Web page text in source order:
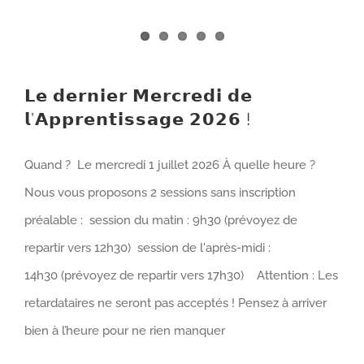
𝗟𝗲 𝗱𝗲𝗿𝗻𝗶𝗲𝗿 𝗠𝗲𝗿𝗰𝗿𝗲𝗱𝗶 𝗱𝗲
𝗹’𝗔𝗽𝗽𝗿𝗲𝗻𝘁𝗶𝘀𝘀𝗮𝗴𝗲 𝟮𝟬𝟮𝟲 !
Quand ? Le mercredi 1 juillet 2026 À quelle heure ?
Nous vous proposons 2 sessions sans inscription
préalable : session du matin : 9h30 (prévoyez de
repartir vers 12h30) session de l'après-midi :
14h30 (prévoyez de repartir vers 17h30) Attention : Les
retardataires ne seront pas acceptés ! Pensez à arriver
bien à l’heure pour ne rien manquer